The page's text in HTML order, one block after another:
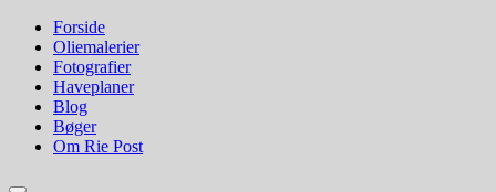
Forside
Oliemalerier
Fotografier
Haveplaner
Blog
Bøger
Om Rie Post